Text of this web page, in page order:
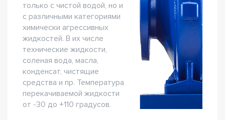
только с чистой водой, но и
с различными категориями
химически агрессивных
жидкостей. В их числе
технические жидкости,
соленая вода, масла,
конденсат, чистящие
средства и пр. Температура
перекачиваемой жидкости
от -30 до +110 градусов.